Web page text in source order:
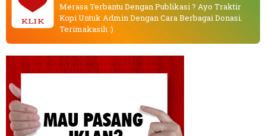
KLIK
Merasa Terbantu Dengan Publikasi ? Ayo Traktir
Kopi Untuk Admin Dengan Cara Berbagai Donasi.
Terimakasih :)